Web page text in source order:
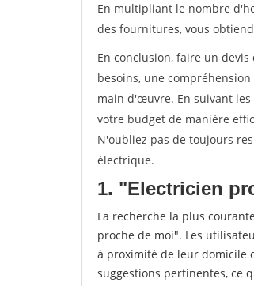
En multipliant le nombre
des fournitures, vous
En conclusion, faire un
besoins, une
main d'œuvre. En suivant
votre budget de manière
N'oubliez pas de toujours
électrique.
1. "Electricien
La recherche la plus
proche de moi". Les
à proximité de leur domicile
suggestions pertinentes, ce